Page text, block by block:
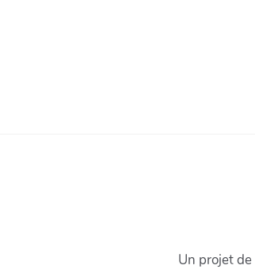
Un projet de